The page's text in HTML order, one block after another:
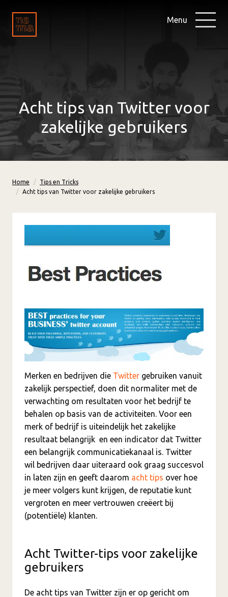
Menu
Acht tips van Twitter voor
zakelijke gebruikers
Home
Tips en Tricks
Acht tips van Twitter voor zakelijke gebruikers
Merken en bedrijven die Twitter gebruiken vanuit
zakelijk perspectief, doen dit normaliter met de
verwachting om resultaten voor het bedrijf te
behalen op basis van de activiteiten. Voor een
merk of bedrijf is uiteindelijk het zakelijke
resultaat belangrijk en een indicator dat Twitter
een belangrijk communicatiekanaal is. Twitter
wil bedrijven daar uiteraard ook graag succesvol
in laten zijn en geeft daarom acht tips over hoe
je meer volgers kunt krijgen, de reputatie kunt
vergroten en meer vertrouwen creëert bij
(potentiële) klanten.
Acht Twitter-tips voor zakelijke
gebruikers
De acht tips van Twitter zijn er op gericht om